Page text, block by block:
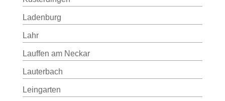
Ladenburg
Lahr
Lauffen am Neckar
Lauterbach
Leingarten